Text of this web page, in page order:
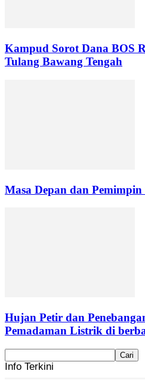
Kampud Sorot Dana BOS
Tulang Bawang Tengah
Masa Depan dan
Hujan Petir dan
Pemadaman Listrik di
Info Terkini